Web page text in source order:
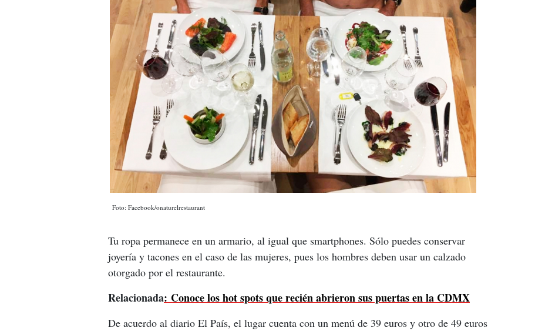
Foto: Facebook/onaturelrestaurant
Tu ropa permanece en un armario, al igual que smartphones. Sólo puedes conservar
joyería y tacones en el caso de las mujeres, pues los hombres deben usar un calzado
otorgado por el restaurante.
Relacionada: Conoce los hot spots que recién abrieron sus puertas en la CDMX
De acuerdo al diario El País, el lugar cuenta con un menú de 39 euros y otro de 49 euros